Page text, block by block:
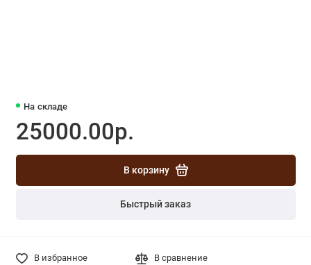
На складе
25000.00р.
В корзину
Быстрый заказ
В избранное В сравнение